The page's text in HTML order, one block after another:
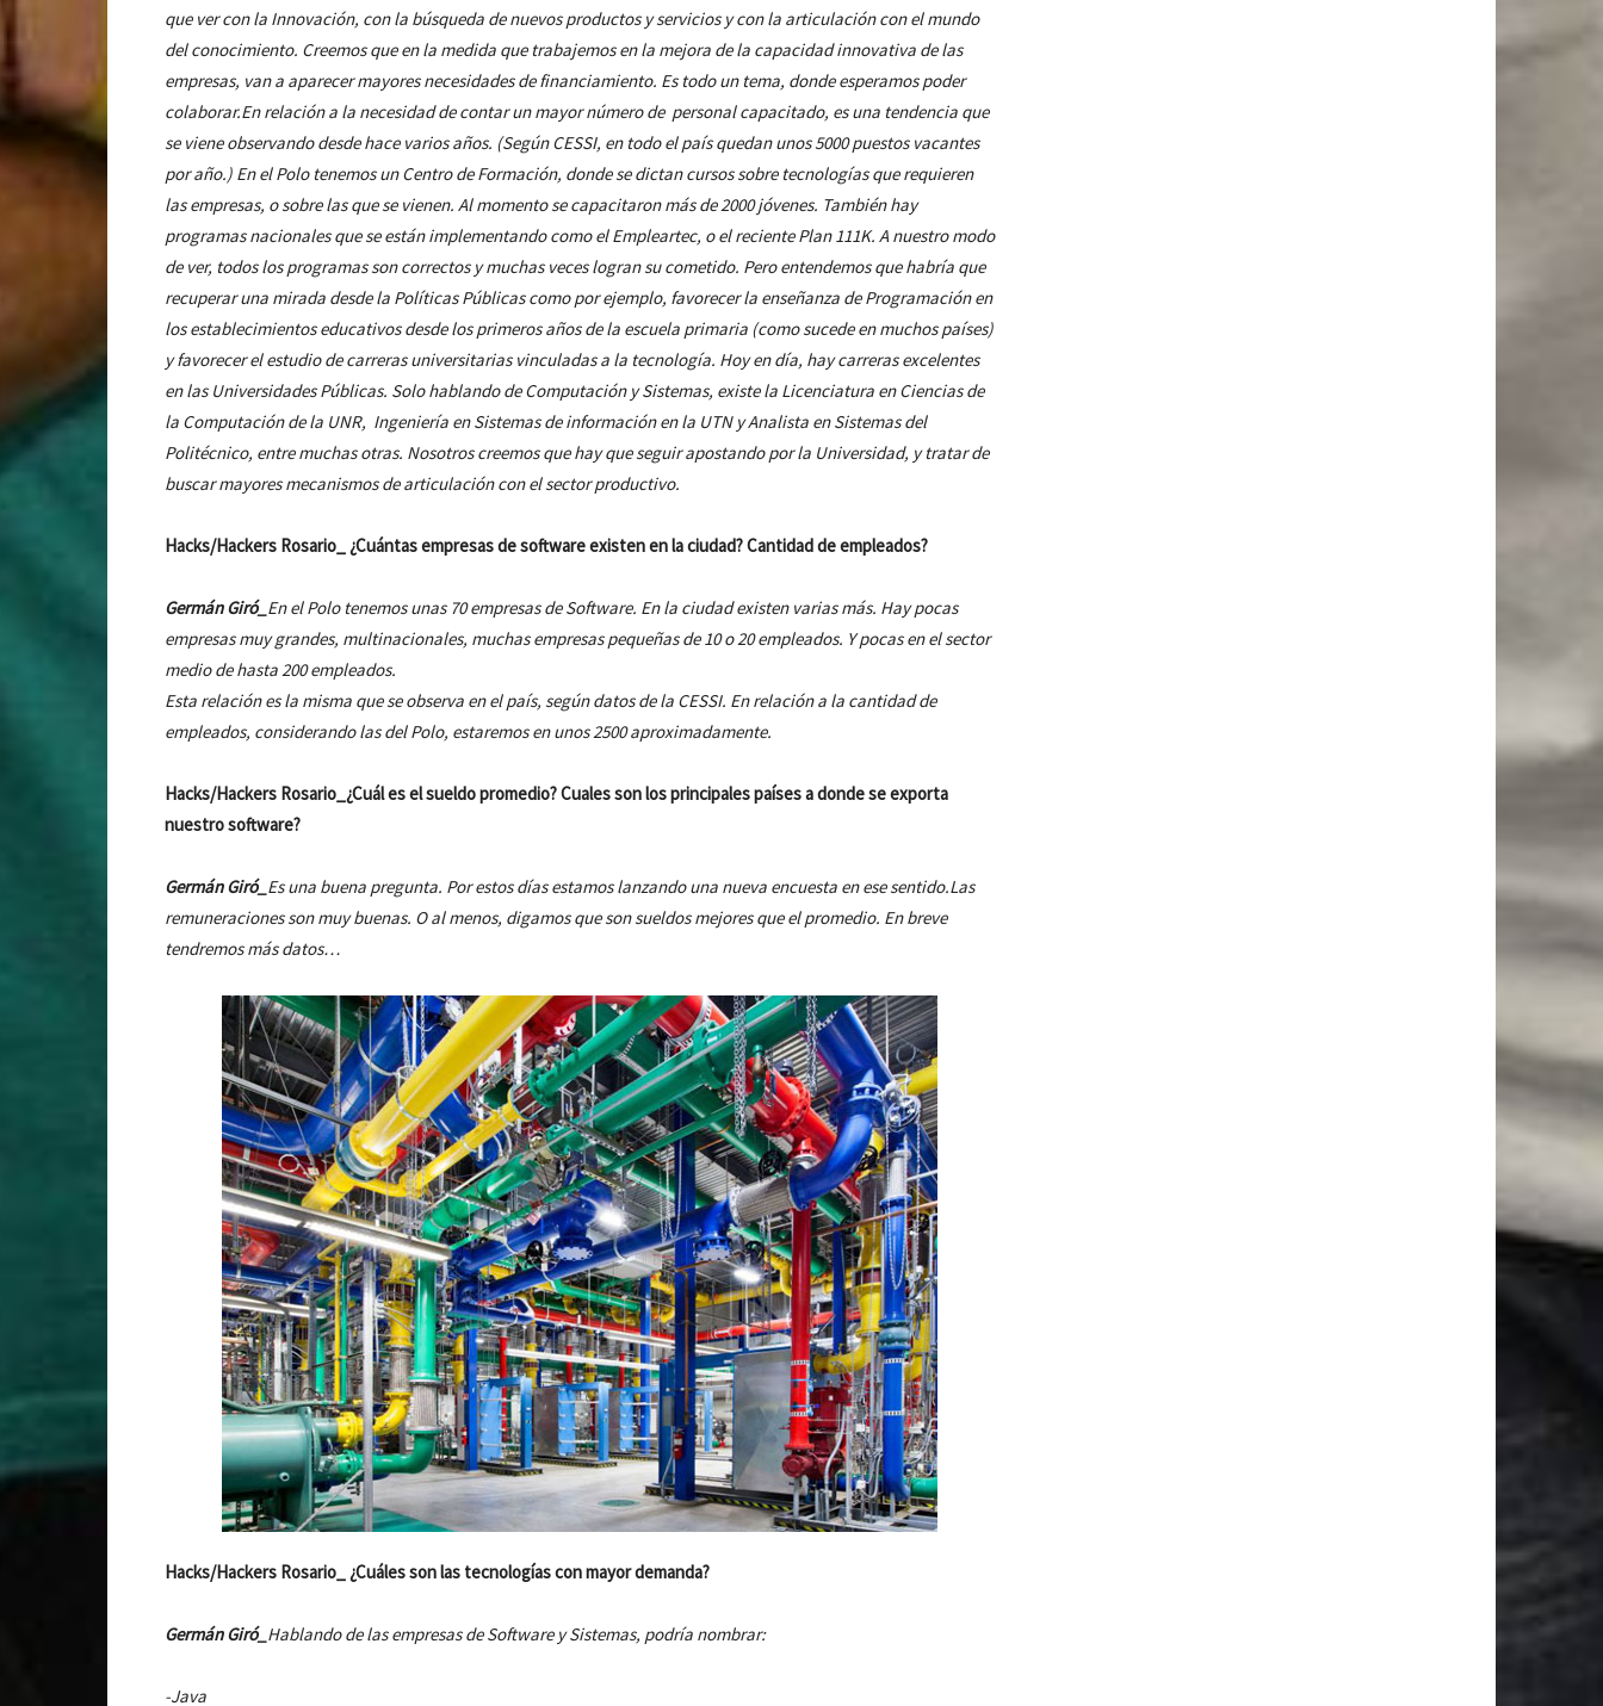
que ver con la Innovación, con la búsqueda de nuevos productos y servicios y con la articulación con el mundo
del conocimiento. Creemos que en la medida que trabajemos en la mejora de la capacidad innovativa de las
empresas, van a aparecer mayores necesidades de financiamiento. Es todo un tema, donde esperamos poder
colaborar.En relación a la necesidad de contar un mayor número de personal capacitado, es una tendencia que
se viene observando desde hace varios años. (Según CESSI, en todo el país quedan unos 5000 puestos vacantes
por año.) En el Polo tenemos un Centro de Formación, donde se dictan cursos sobre tecnologías que requieren
las empresas, o sobre las que se vienen. Al momento se capacitaron más de 2000 jóvenes. También hay
programas nacionales que se están implementando como el Empleartec, o el reciente Plan 111K. A nuestro modo
de ver, todos los programas son correctos y muchas veces logran su cometido. Pero entendemos que habría que
recuperar una mirada desde la Políticas Públicas como por ejemplo, favorecer la enseñanza de Programación en
los establecimientos educativos desde los primeros años de la escuela primaria (como sucede en muchos países)
y favorecer el estudio de carreras universitarias vinculadas a la tecnología. Hoy en día, hay carreras excelentes
en las Universidades Públicas. Solo hablando de Computación y Sistemas, existe la Licenciatura en Ciencias de
la Computación de la UNR, Ingeniería en Sistemas de información en la UTN y Analista en Sistemas del
Politécnico, entre muchas otras. Nosotros creemos que hay que seguir apostando por la Universidad, y tratar de
buscar mayores mecanismos de articulación con el sector productivo.
Hacks/Hackers Rosario_ ¿Cuántas empresas de software existen en la ciudad? Cantidad de empleados?
Germán Giró_ En el Polo tenemos unas 70 empresas de Software. En la ciudad existen varias más. Hay pocas
empresas muy grandes, multinacionales, muchas empresas pequeñas de 10 o 20 empleados. Y pocas en el sector
medio de hasta 200 empleados.
Esta relación es la misma que se observa en el país, según datos de la CESSI. En relación a la cantidad de
empleados, considerando las del Polo, estaremos en unos 2500 aproximadamente.
Hacks/Hackers Rosario_¿Cuál es el sueldo promedio? Cuales son los principales países a donde se exporta
nuestro software?
Germán Giró_ Es una buena pregunta. Por estos días estamos lanzando una nueva encuesta en ese sentido.Las
remuneraciones son muy buenas. O al menos, digamos que son sueldos mejores que el promedio. En breve
tendremos más datos…
Hacks/Hackers Rosario_ ¿Cuáles son las tecnologías con mayor demanda?
Germán Giró_ Hablando de las empresas de Software y Sistemas, podría nombrar:
-Java